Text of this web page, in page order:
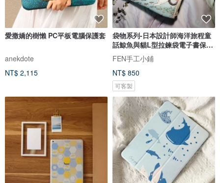
愛撒嬌的樹懶 PC平板電腦保護套
anekdote
NT$ 2,115
袋物系列-日本設計師海洋旅程童
話鯨魚與貓L型拉鍊袋電子書保護
套
FEN手工小鋪
NT$ 850
可客製